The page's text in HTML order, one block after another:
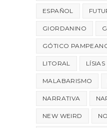
ESPAÑOL
GIORDANINO
GÓTICO
LITORAL LÍSIAS
MALABARISMO
NARRATIVA
NEW WEIRD